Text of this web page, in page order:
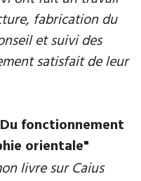
fabrication du
et suivi des
satisfait de leur
fonctionnement
orientale"
livre sur Caius